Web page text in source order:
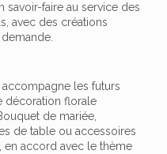
savoir-faire au service des
avec des créations
accompagne les futurs
décoration florale
de mariée,
de table ou accessoires
en accord avec le thème